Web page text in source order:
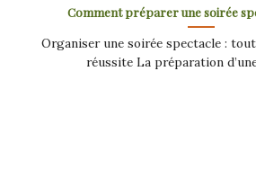
Comment préparer une soirée
Organiser une soirée spectacle :
réussite La préparation